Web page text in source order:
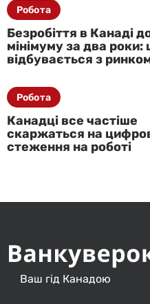
Безробіття в Канаді
мінімуму за два роки:
відбувається з
Робота
Канадці все частіше
скаржаться на
стеження на роботі
Робота
Ваш гід Канадою